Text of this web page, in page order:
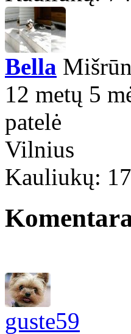
Bella
12 metų 5
patelė
Vilnius
Kauliukų:
guste59